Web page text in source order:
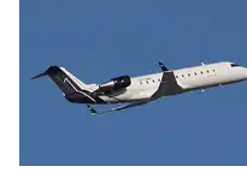
Deutschland
2008